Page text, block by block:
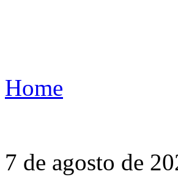
Home
7 de agosto de